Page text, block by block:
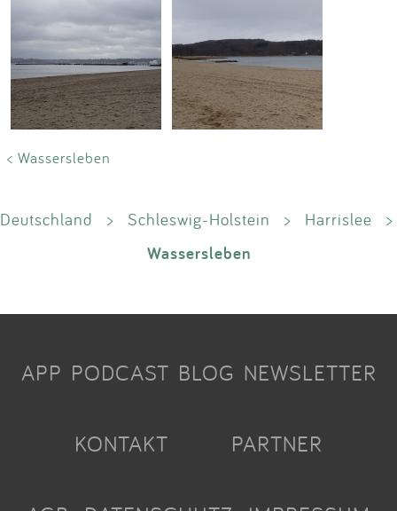
< Wassersleben
Deutschland > Schleswig-Holstein > Harrislee >
Wassersleben
APP PODCAST BLOG NEWSLETTER
KONTAKT PARTNER